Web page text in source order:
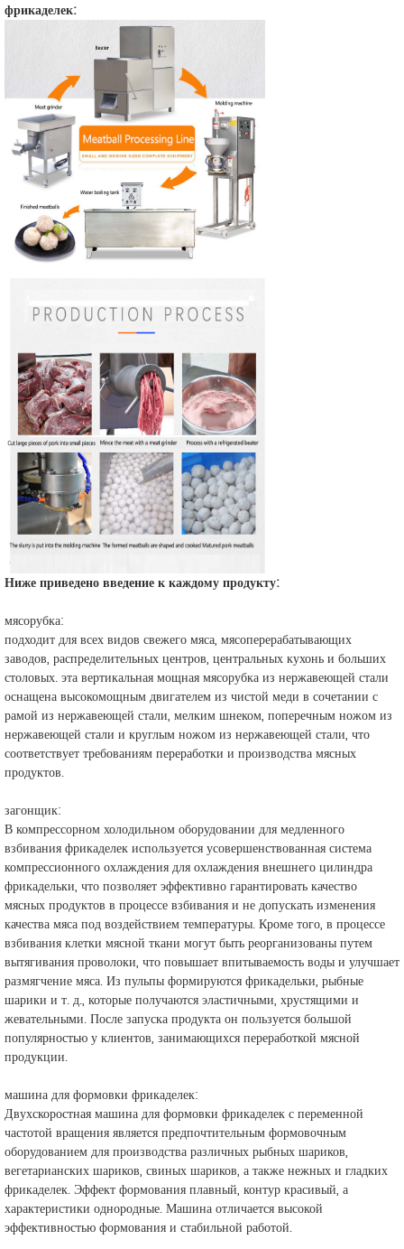
фрикаделек:
Ниже приведено введение к каждому продукту:
мясорубка:
подходит для всех видов свежего мяса, мясоперерабатывающих
заводов, распределительных центров, центральных кухонь и больших
столовых. эта вертикальная мощная мясорубка из нержавеющей стали
оснащена высокомощным двигателем из чистой меди в сочетании с
рамой из нержавеющей стали, мелким шнеком, поперечным ножом из
нержавеющей стали и круглым ножом из нержавеющей стали, что
соответствует требованиям переработки и производства мясных
продуктов.
загонщик:
В компрессорном холодильном оборудовании для медленного
взбивания фрикаделек используется усовершенствованная система
компрессионного охлаждения для охлаждения внешнего цилиндра
фрикадельки, что позволяет эффективно гарантировать качество
мясных продуктов в процессе взбивания и не допускать изменения
качества мяса под воздействием температуры. Кроме того, в процессе
взбивания клетки мясной ткани могут быть реорганизованы путем
вытягивания проволоки, что повышает впитываемость воды и улучшает
размягчение мяса. Из пульпы формируются фрикадельки, рыбные
шарики и т. д., которые получаются эластичными, хрустящими и
жевательными. После запуска продукта он пользуется большой
популярностью у клиентов, занимающихся переработкой мясной
продукции.
машина для формовки фрикаделек:
Двухскоростная машина для формовки фрикаделек с переменной
частотой вращения является предпочтительным формовочным
оборудованием для производства различных рыбных шариков,
вегетарианских шариков, свиных шариков, а также нежных и гладких
фрикаделек. Эффект формования плавный, контур красивый, а
характеристики однородные. Машина отличается высокой
эффективностью формования и стабильной работой.